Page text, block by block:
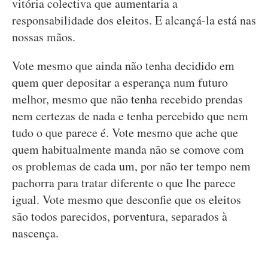
vitória colectiva que aumentaria a
responsabilidade dos eleitos. E alcançá-la está nas
nossas mãos.
Vote mesmo que ainda não tenha decidido em
quem quer depositar a esperança num futuro
melhor, mesmo que não tenha recebido prendas
nem certezas de nada e tenha percebido que nem
tudo o que parece é. Vote mesmo que ache que
quem habitualmente manda não se comove com
os problemas de cada um, por não ter tempo nem
pachorra para tratar diferente o que lhe parece
igual. Vote mesmo que desconfie que os eleitos
são todos parecidos, porventura, separados à
nascença.